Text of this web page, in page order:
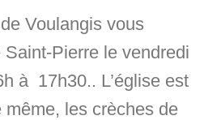
Voulangis vous
Pierre le vendredi
à 17h30.. L’église est
les crèches de